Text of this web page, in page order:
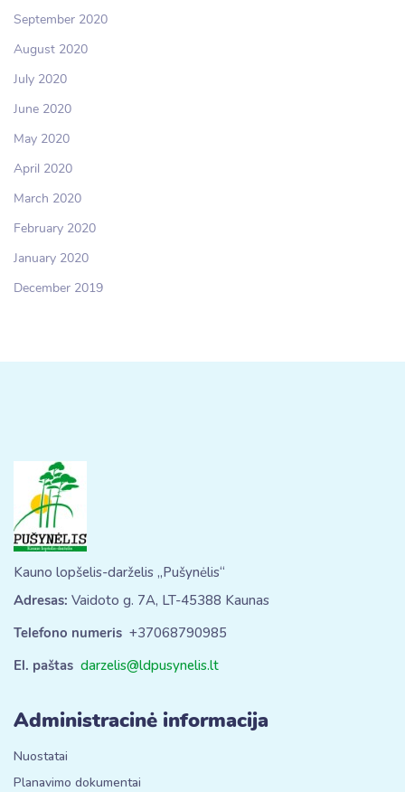
September 2020
August 2020
July 2020
June 2020
May 2020
April 2020
March 2020
February 2020
January 2020
December 2019
Kauno lopšelis-darželis „Pušynėlis“
Adresas: Vaidoto g. 7A, LT-45388 Kaunas
Telefono numeris +37068790985
El. paštas darzelis@ldpusynelis.lt
Administracinė informacija
Nuostatai
Planavimo dokumentai